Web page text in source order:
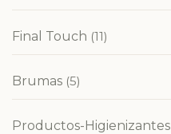
Final Touch (11)
Brumas (5)
Productos-Higienizantes